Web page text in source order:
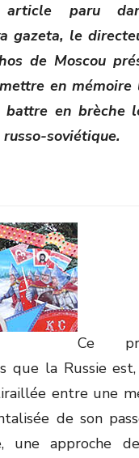
paru
gazeta, le
de Moscou
en mémoire
en brèche
russo-soviétique.
Ce
que la Russie
entre une
de son
une approche